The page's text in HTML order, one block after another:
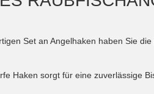
Set an Angelhaken haben Sie
Haken sorgt für eine zuverlässige